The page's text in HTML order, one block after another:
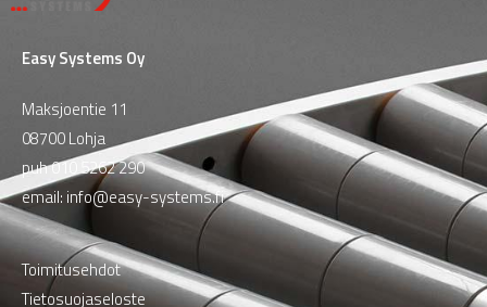
Easy Systems Oy
Maksjoentie 11
08700 Lohja
puh010 5262 290
email: info@easy-systems.fi
Toimitusehdot
Tietosuojaseloste